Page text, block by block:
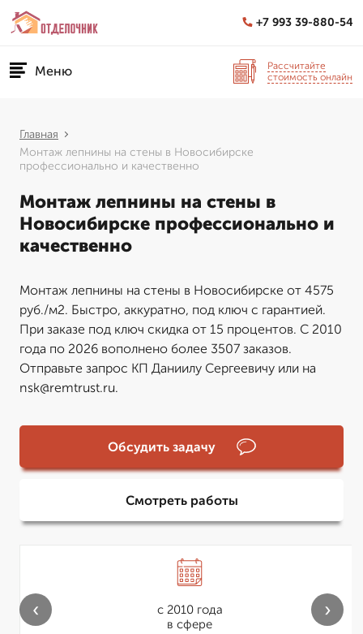
+7 993 39-880-54
Меню
Рассчитайте
стоимость онлайн
Главная
Монтаж лепнины на стены в Новосибирске
профессионально и качественно
Монтаж лепнины на стены в
Новосибирске профессионально и
качественно
Монтаж лепнины на стены в Новосибирске от 4575
руб./м2. Быстро, аккуратно, под ключ с гарантией.
При заказе под ключ скидка от 15 процентов. С 2010
года по 2026 вополнено более 3507 заказов.
Отправьте запрос КП Даниилу Сергеевичу или на
nsk@remtrust.ru.
Обсудить задачу
Смотреть работы
с 2010 года
в сфере
‹ ›